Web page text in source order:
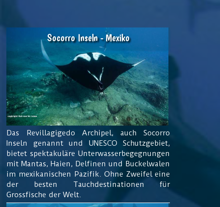
Socorro Inseln - Mexiko
Das Revillagigedo Archipel, auch Socorro
Inseln genannt und UNESCO Schutzgebiet,
bietet spektakuläre Unterwasserbegegnungen
mit Mantas, Haien, Delfinen und Buckelwalen
im mexikanischen Pazifik. Ohne Zweifel eine
der besten Tauchdestinationen für
Grossfische der Welt.